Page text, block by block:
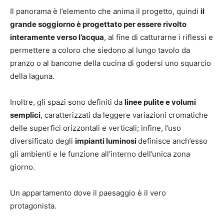
Il panorama è l’elemento che anima il progetto, quindi il
grande soggiorno è progettato per essere rivolto
interamente verso l’acqua, al fine di catturarne i riflessi e
permettere a coloro che siedono al lungo tavolo da
pranzo o al bancone della cucina di godersi uno squarcio
della laguna.
Inoltre, gli spazi sono definiti da linee pulite e volumi
semplici, caratterizzati da leggere variazioni cromatiche
delle superfici orizzontali e verticali; infine, l’uso
diversificato degli impianti luminosidefinisce anch’esso
gli ambienti e le funzione all’interno dell’unica zona
giorno.
Un appartamento dove il paesaggio è il vero
protagonista.